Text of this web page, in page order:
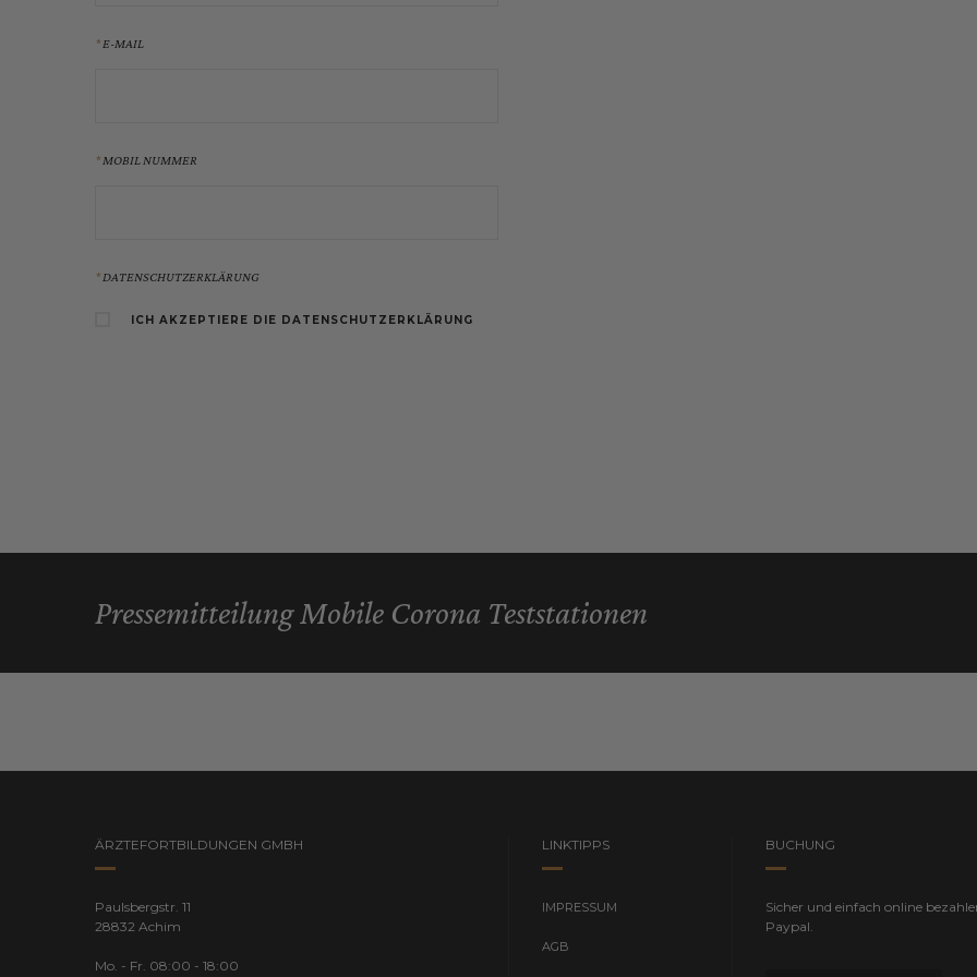
E-MAIL
MOBIL NUMMER
DATENSCHUTZERKLÄRUNG
ICH AKZEPTIERE DIE DATENSCHUTZERKLÄRUNG
Pressemitteilung Mobile Corona Teststationen
ÄRZTEFORTBILDUNGEN GMBH
Paulsbergstr. 11
28832 Achim
Mo. - Fr. 08:00 - 18:00
LINKTIPPS
IMPRESSUM
AGB
BUCHUNG
Sicher und einfach online
Paypal.